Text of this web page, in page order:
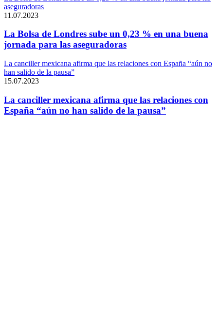
aseguradoras
11.07.2023
La Bolsa de Londres sube un 0,23 % en una buena
jornada para las aseguradoras
La canciller mexicana afirma que las relaciones con España “aún no
han salido de la pausa”
15.07.2023
La canciller mexicana afirma que las relaciones con
España “aún no han salido de la pausa”